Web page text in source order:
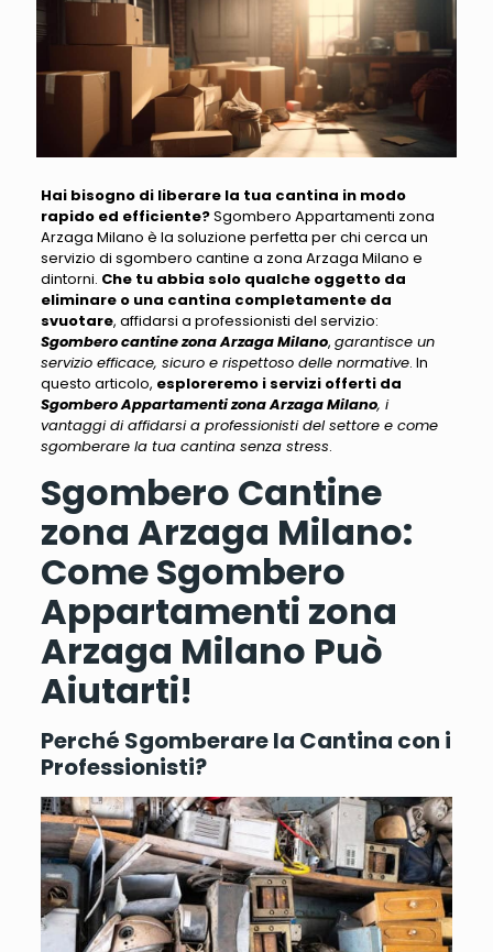
Hai bisogno di liberare la tua cantina in modo
rapido ed efficiente?Sgombero Appartamenti zona
Arzaga Milano è la soluzione perfetta per chi cerca un
servizio di sgombero cantine a zona Arzaga Milano e
dintorni. Che tu abbia solo qualche oggetto da
eliminare o una cantina completamente da
svuotare, affidarsi a professionisti del servizio:
Sgombero cantine zona Arzaga Milano, garantisce un
servizio efficace, sicuro e rispettoso delle normative. In
questo articolo, esploreremo i servizi offerti da
Sgombero Appartamenti zona Arzaga Milano, i
vantaggi di affidarsi a professionisti del settore e come
sgomberare la tua cantina senza stress.
Sgombero Cantine
zona Arzaga Milano:
Come Sgombero
Appartamenti zona
Arzaga Milano Può
Aiutarti!
Perché Sgomberare la Cantina con i
Professionisti?